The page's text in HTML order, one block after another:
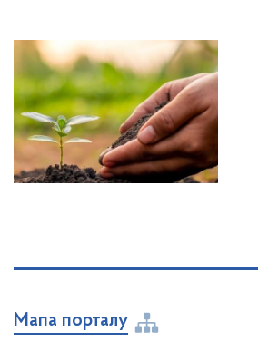
Мапа порталу